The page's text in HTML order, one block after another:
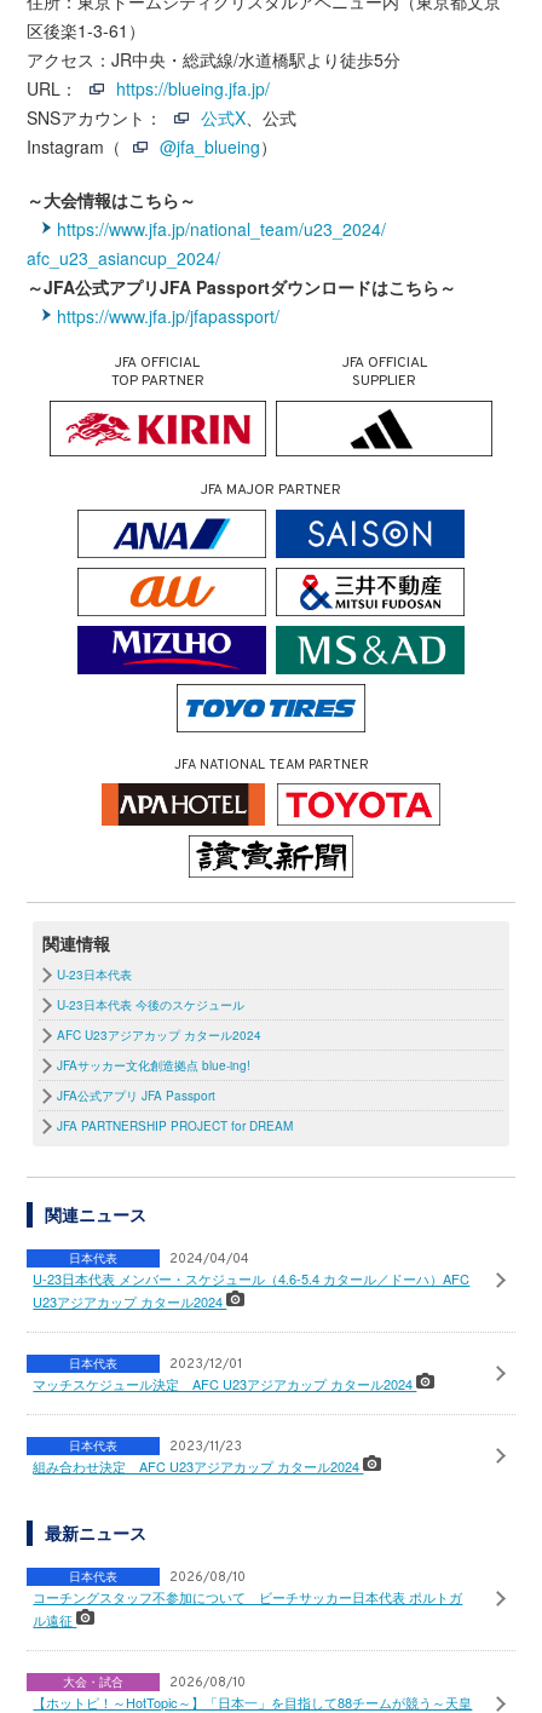
区後楽1-3-61）
アクセス：JR中央・総武線/水道橋駅より徒歩5分
URL：
https://blueing.jfa.jp/
SNSアカウント：
公式X、公式
Instagram（
@jfa_blueing）
～大会情報はこちら～
https://www.jfa.jp/national_team/u23_2024/
afc_u23_asiancup_2024/
～JFA公式アプリJFA Passportダウンロードはこちら～
https://www.jfa.jp/jfapassport/
JFA OFFICIAL
TOP PARTNER
JFA OFFICIAL
SUPPLIER
JFA MAJOR PARTNER
JFA NATIONAL TEAM PARTNER
関連情報
U-23日本代表
U-23日本代表 今後のスケジュール
AFC U23アジアカップ カタール2024
JFAサッカー文化創造拠点 blue-ing!
JFA公式アプリ JFA Passport
JFA PARTNERSHIP PROJECT for DREAM
関連ニュース
日本代表 2024/04/04
U-23日本代表 メンバー・スケジュール（4.6-5.4 カタール／ドーハ）AFC
U23アジアカップ カタール2024
日本代表 2023/12/01
マッチスケジュール決定 AFC U23アジアカップ カタール2024
日本代表 2023/11/23
組み合わせ決定 AFC U23アジアカップ カタール2024
最新ニュース
日本代表 2026/08/10
コーチングスタッフ不参加について ビーチサッカー日本代表 ポルトガ
ル遠征
大会・試合 2026/08/10
【ホットピ！～HotTopic～】「日本一」を目指して88チームが競う～天皇